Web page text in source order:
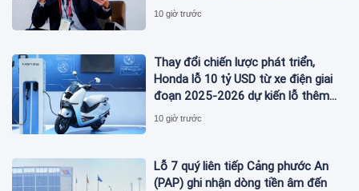
City
10 giờ trước
Thay đổi chiến lược phát triển,
Honda lỗ 10 tỷ USD từ xe điện giai
đoạn 2025-2026 dự kiến lỗ thêm
3,3 tỷ USD giai đoạn 2026-2027
10 giờ trước
Lỗ 7 quý liên tiếp Cảng phước An
(PAP) ghi nhận dòng tiền âm đến